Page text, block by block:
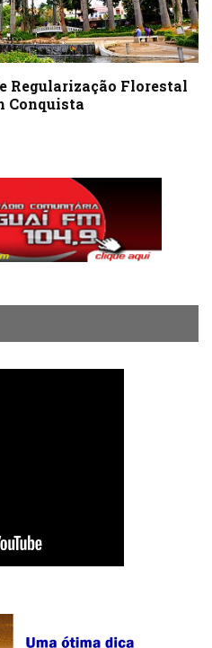
Regularização Florestal
Conquista